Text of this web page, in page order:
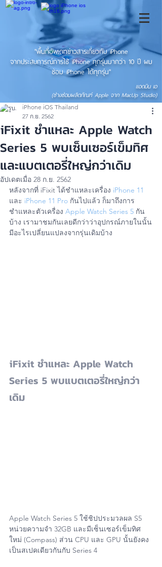
"พื้นที่อัพเดทข่าวสารเกี่ยวกับ iPhone
จากประสบการณ์การใช้ iPhone ทุกรุ่นมากว่า 10 ปี ผม
ซ่อม iPhone ได้ทุกรุ่น"
แอดมิน เอ
(ช่างซ่อมผลิตภัณฑ์ Apple จาก MacUp Studio)
iFixit ชำแหละ Apple Watch
Series 5 พบเซ็นเซอร์เข็มทิศ
และแบตเตอรี่ใหญ่กว่าเดิม
iPhone iOS Thailand
27 ก.ย. 2562
อัปเดตเมื่อ 28 ก.ย. 2562
หลังจากที่ iFixit ได้ชำแหละเครื่อง iPhone 11
และ iPhone 11 Pro กันไปแล้ว ก็มาถึงการ
ชำแหละตัวเครื่อง Apple Watch Series 5 กัน
บ้าง เรามาชมกันเลยดีกว่าว่าอุปกรณ์ภายในนั้น
มีอะไรเปลี่ยนแปลงจากรุ่นเดิมบ้าง
iFixit ชำแหละ Apple Watch
Series 5 พบแบตเตอรี่ใหญ่กว่า
เดิม
Apple Watch Series 5 ใช้ชิปประมวลผล S5
หน่วยความจำ 32GB และมีเซ็นเซอร์เข็มทิศ
ใหม่ (Compass) ส่วน CPU และ GPU นั้นยังคง
เป็นสเปคเดียวกันกับ Series 4